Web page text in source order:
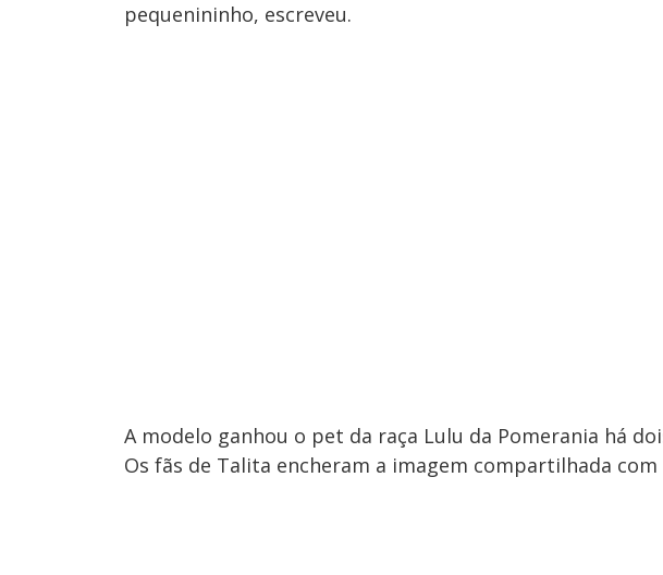
pequenininho, escreveu.
A modelo ganhou o pet da raça Lulu da Pomerania há
Os fãs de Talita encheram a imagem compartilhada